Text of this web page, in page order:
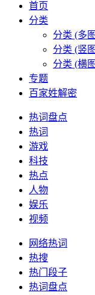
首页
分类
分类 (多
分类 (竖
分类 (横
专题
百家姓解密
热词盘点
热词
游戏
科技
热点
人物
娱乐
视频
网络热词
热搜
热门段子
热词盘点